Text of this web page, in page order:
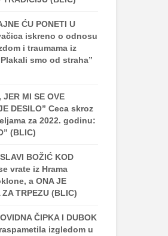
ĆU PONETI U
iskreno o odnosu
i traumama iz
smo od straha”
JER MI SE OVE
DESILO” Ceca skroz
za 2022. godinu:
(BLIC)
BOŽIĆ KOD
vrate iz Hrama
a ONA JE
ZA TRPEZU (BLIC)
ČIPKA I DUBOK
izgledom u